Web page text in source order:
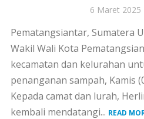
6 Maret 2025
Pematangsiantar, Sumatera
Wakil Wali Kota
kecamatan dan kelurahan
penanganan sampah, Kamis
Kepada camat dan lurah,
kembali mendatangi... READ